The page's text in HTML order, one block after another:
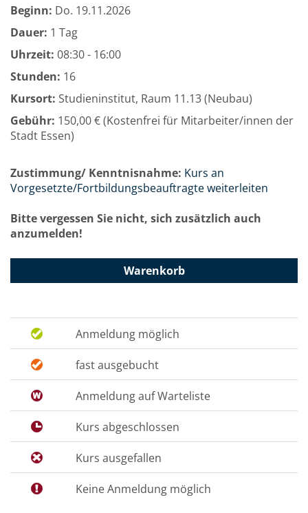
Beginn: Do. 19.11.2026
Dauer: 1 Tag
Uhrzeit: 08:30 - 16:00
Stunden: 16
Kursort: Studieninstitut, Raum 11.13 (Neubau)
Gebühr: 150,00 € (Kostenfrei für Mitarbeiter/innen der
Stadt Essen)
Zustimmung/ Kenntnisnahme: Kurs an
Vorgesetzte/Fortbildungsbeauftragte weiterleiten
Bitte vergessen Sie nicht, sich zusätzlich auch
anzumelden!
Warenkorb
Anmeldung möglich
fast ausgebucht
Anmeldung auf Warteliste
Kurs abgeschlossen
Kurs ausgefallen
Keine Anmeldung möglich